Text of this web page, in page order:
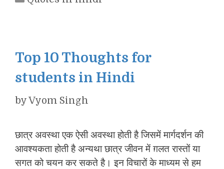
Top 10 Thoughts for
students in Hindi
byVyom Singh
छात्र अवस्था एक ऐसी अवस्था होती है जिसमें मार्गदर्शन की
आवश्यकता होती है अन्यथा छात्र जीवन में ग़लत रास्तों या
सगत को चयन कर सकते है। इन विचारों के माध्यम से हम